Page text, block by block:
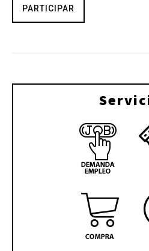
PARTICIPAR